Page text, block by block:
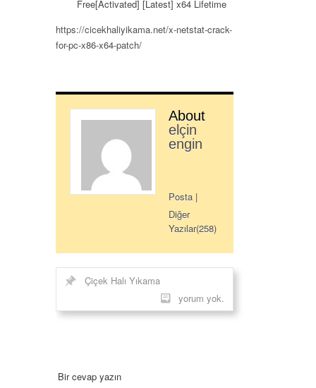
Free[Activated] [Latest] x64 Lifetime
https://cicekhaliyikama.net/x-netstat-crack-
for-pc-x86-x64-patch/
About
elçin
engin
Posta |
Diğer
Yazılar(258)
Çiçek Halı Yıkama
yorum yok.
Bir cevap yazın